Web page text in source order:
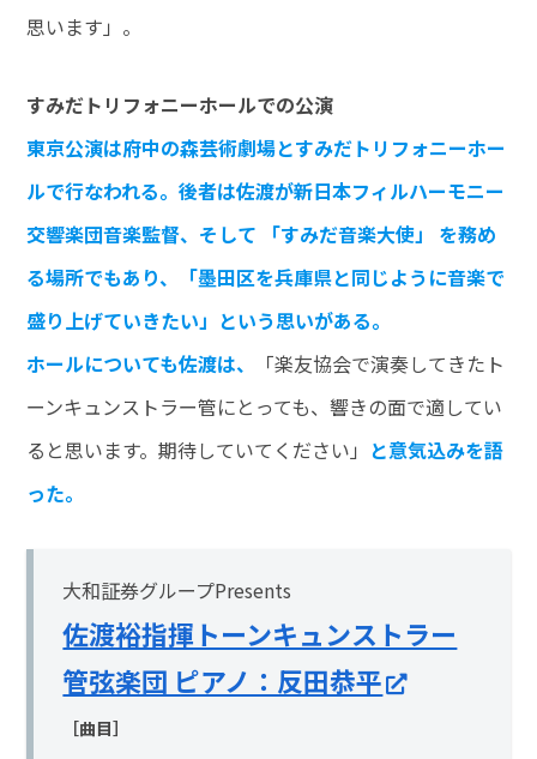
思います」。
すみだトリフォニーホールでの公演
東京公演は府中の森芸術劇場とすみだトリフォニーホー
ルで行なわれる。後者は佐渡が新日本フィルハーモニー
交響楽団音楽監督、そして 「すみだ音楽大使」 を務め
る場所でもあり、「墨田区を兵庫県と同じように音楽で
盛り上げていきたい」という思いがある。
ホールについても佐渡は、
「楽友協会で演奏してきたト
ーンキュンストラー管にとっても、響きの面で適してい
ると思います。期待していてください」 と意気込みを語
った。
大和証券グループPresents
佐渡裕指揮トーンキュンストラー
管弦楽団 ピアノ：反田恭平
［曲目］